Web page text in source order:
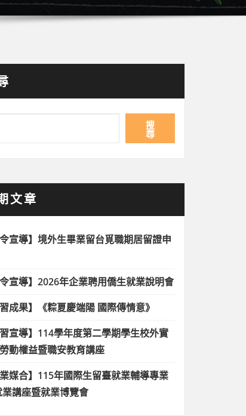
搜
尋
文章
令宣導】境外生畢業留台覓職期居留證申
令宣導】2026年企業聘用僑生就業說明會
習成果】《粽夏慶端陽 國際傳情意》
習宣導】114學年度第二學期學生校外實
動權益暨職安教育講座
業媒合】115年國際生留臺就業輔導專業
講座暨就業博覽會